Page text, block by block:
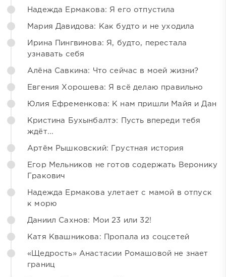
Надежда Ермакова: Я его отпустила
Мария Давидова: Как будто и не уходила
Ирина Пингвинова: Я, будто, перестала
узнавать себя
Алёна Савкина: Что сейчас в моей жизни?
Евгения Хорошева: Я всё делаю правильно
Юлия Ефременкова: К нам пришли Майя и Дан
Кристина Бухынбалтэ: Пусть впереди тебя
ждёт...
Артём Рышковский: Грустная история
Егор Мельников не готов содержать Веронику
Гракович
Надежда Ермакова улетает с мамой в отпуск
к морю
Даниил Сахнов: Мои 23 или 32!
Катя Квашникова: Пропала из соцсетей
«Щедрость» Анастасии Ромашовой не знает
границ